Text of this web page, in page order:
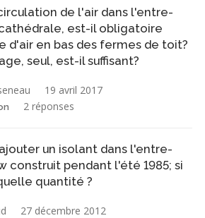
de l'air dans l'entre-
est-il obligatoire
d'air en bas des fermes de toit?
seul, est-il suffisant?
19 avril 2017
2 réponses
un isolant dans l'entre-
construit pendant l'été 1985; si
quantité ?
27 décembre 2012